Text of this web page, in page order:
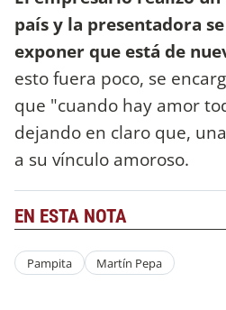
país y la presentadora
exponer que está de
esto fuera poco, se
que "cuando hay amor
dejando en claro que,
a su vínculo amoroso.
EN ESTA NOTA
Pampita Martín Pepa